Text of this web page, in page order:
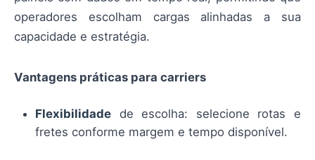
operadores escolham cargas alinhadas a sua
capacidade e estratégia.
Vantagens práticas para carriers
Flexibilidade de escolha: selecione rotas e
fretes conforme margem e tempo disponível.